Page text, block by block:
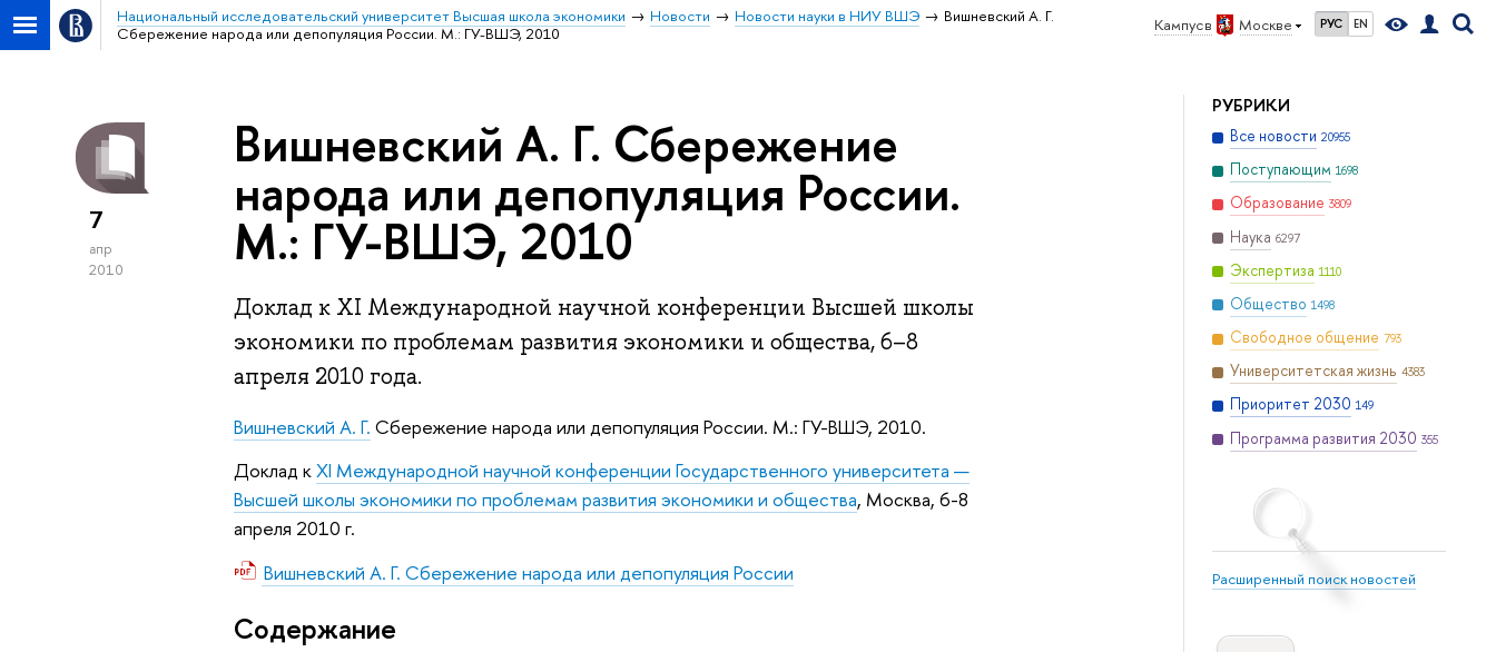
Кампус в Москве РУС EN
Национальный исследовательский университет Высшая школа экономики Новости Новости науки в НИУ ВШЭ
Вишневский А. Г.
Сбережение народа или депопуляция России. М.: ГУ-ВШЭ, 2010
РУБРИКИ
Все новости 20955
Поступающим 1698
Образование 3809
Наука 6297
Экспертиза 1110
Общество 1498
Свободное общение 793
Университетская жизнь 4383
Приоритет 2030 149
Программа развития 2030 355
Расширенный поиск новостей
7
апр
2010
Вишневский А. Г. Сбережение
народа или депопуляция России.
М.: ГУ-ВШЭ, 2010
Доклад к XI Международной научной конференции Высшей школы
экономики по проблемам развития экономики и общества, 6–8
апреля 2010 года.
Вишневский А. Г. Сбережение народа или депопуляция России. М.: ГУ-ВШЭ, 2010.
Доклад кXI Международной научной конференции Государственного университета —
Высшей школы экономики по проблемам развития экономики и общества, Москва, 6-8
апреля 2010 г.
Вишневский А. Г. Сбережение народа или депопуляция России
Содержание